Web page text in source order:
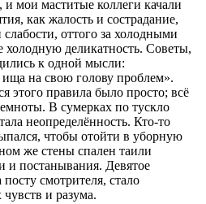
и мои маститые коллеги качали
как жалость и сострадание,
оттого за холодными
холодную деликатность. Советы,
к одной мысли:
ища на свою голову проблем».
этого правила было просто; всё
В сумерках по тускло
неопределённость. Кто-то
чтобы отойти в уборную
же стены спален таили
и постанывания. Девятое
смотрителя, стало
и разума.